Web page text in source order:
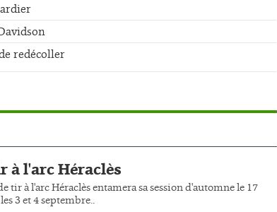
redécoller
à l'arc Héraclès
tir à l'arc Héraclès entamera sa session d'automne le 17
3 et 4 septembre..